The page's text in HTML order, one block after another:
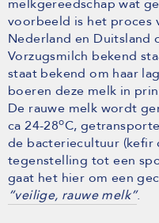
melkgereedschap wat
voorbeeld is het proces
Nederland en Duitsland
Vorzugsmilch bekend
staat bekend om haar
boeren deze melk in
De rauwe melk wordt
ca 24-28oC,
de bacteriecultuur (kefir
tegenstelling tot een
gaat het hier om een
“veilige, rauwe melk”.